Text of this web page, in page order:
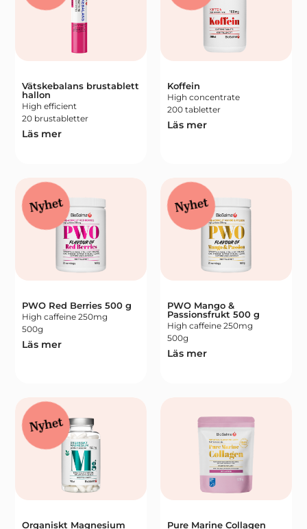
Vätskebalans brustablett
hallon
High efficient
20 brustabletter
Läs mer
Koffein
High concentrate
200 tabletter
Läs mer
PWO Red Berries 500 g
High caffeine 250mg
500g
Läs mer
Nyhet
PWO Mango &
Passionsfrukt 500 g
High caffeine 250mg
500g
Läs mer
Nyhet
Organiskt Magnesium
Nyhet
Pure Marine Collagen